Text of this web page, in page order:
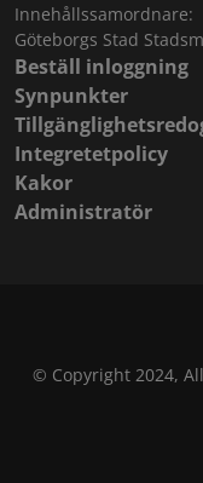
Innehållssamordnare:
Göteborgs Stad
Beställ inloggning
Synpunkter
Integretetpolicy
Kakor
Administratör
© Copyright 2024,